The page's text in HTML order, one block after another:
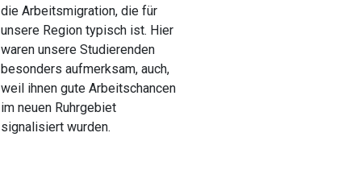
die Arbeitsmigration, die für
unsere Region typisch ist. Hier
waren unsere Studierenden
besonders aufmerksam, auch,
weil ihnen gute Arbeitschancen
im neuen Ruhrgebiet
signalisiert wurden.